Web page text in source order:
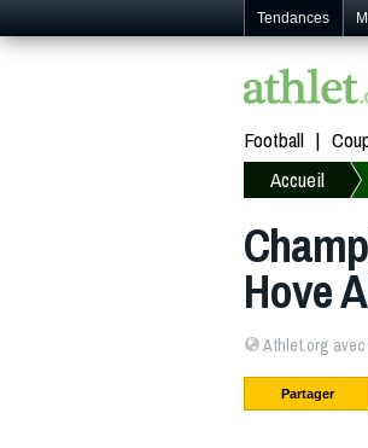
Tendances
Football
Accueil
Hove
Athlet.org
Partager